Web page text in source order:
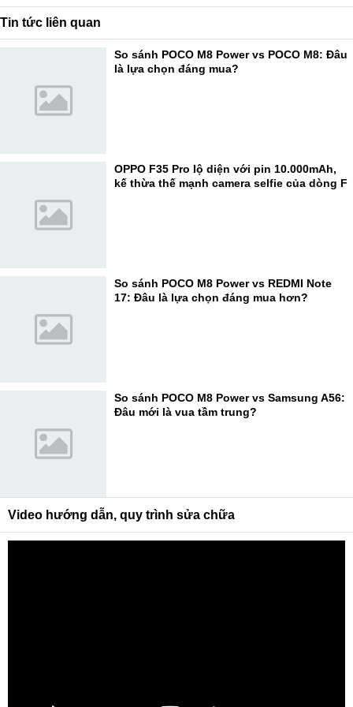
Tin tức liên quan
So sánh POCO M8 Power vs POCO M8: Đâu
là lựa chọn đáng mua?
OPPO F35 Pro lộ diện với pin 10.000mAh,
kế thừa thế mạnh camera selfie của dòng F
So sánh POCO M8 Power vs REDMI Note
17: Đâu là lựa chọn đáng mua hơn?
So sánh POCO M8 Power vs Samsung A56:
Đâu mới là vua tầm trung?
Video hướng dẫn, quy trình sửa chữa